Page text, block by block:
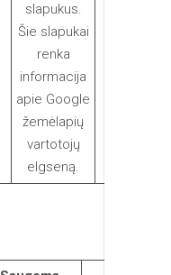
slapukus.
Šie slapukai
renka
informacija
apie Google
žemėlapių
vartotojų
elgseną.